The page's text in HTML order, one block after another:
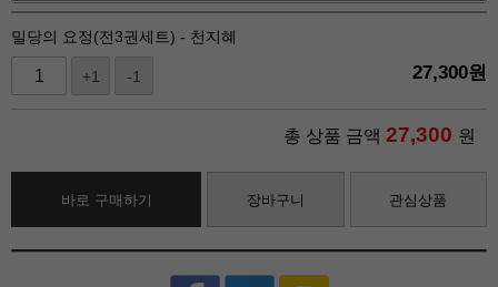
밀당의 요정(전3권세트) - 천지혜
+1 -1 27,300원
총 상품 금액 27,300 원
바로 구매하기 장바구니 관심상품